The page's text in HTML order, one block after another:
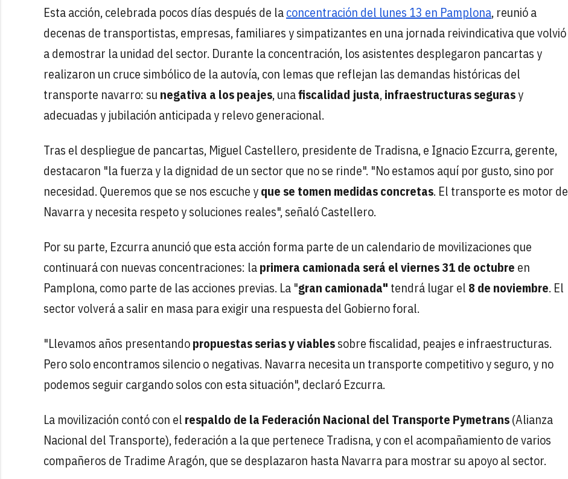
Esta acción, celebrada pocos días después de laconcentración del lunes 13 en Pamplona, reunió a
decenas de transportistas, empresas, familiares y simpatizantes en una jornada reivindicativa que volvió
a demostrar la unidad del sector. Durante la concentración, los asistentes desplegaron pancartas y
realizaron un cruce simbólico de la autovía, con lemas que reflejan las demandas históricas del
transporte navarro: su negativa a los peajes, unafiscalidad justa,infraestructuras segurasy
adecuadas y jubilación anticipada y relevo generacional.
Tras el despliegue de pancartas, Miguel Castellero, presidente de Tradisna, e Ignacio Ezcurra, gerente,
destacaron "la fuerza y la dignidad de un sector que no se rinde". "No estamos aquí por gusto, sino por
necesidad. Queremos que se nos escuche yque se tomen medidas concretas. El transporte es motor de
Navarra y necesita respeto y soluciones reales", señaló Castellero.
Por su parte, Ezcurra anunció que esta acción forma parte de un calendario de movilizaciones que
continuará con nuevas concentraciones: laprimera camionada será el viernes 31 de octubre en
Pamplona, como parte de las acciones previas. La "gran camionada" tendrá lugar el 8 de noviembre. El
sector volverá a salir en masa para exigir una respuesta del Gobierno foral.
"Llevamos años presentandopropuestas serias y viablessobre fiscalidad, peajes e infraestructuras.
Pero solo encontramos silencio o negativas. Navarra necesita un transporte competitivo y seguro, y no
podemos seguir cargando solos con esta situación", declaró Ezcurra.
La movilización contó con el respaldo de la Federación Nacional del Transporte Pymetrans(Alianza
Nacional del Transporte), federación a la que pertenece Tradisna, y con el acompañamiento de varios
compañeros de Tradime Aragón, que se desplazaron hasta Navarra para mostrar su apoyo al sector.